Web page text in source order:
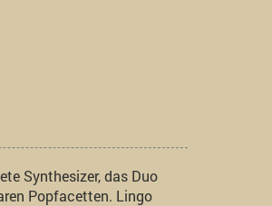
Synthesizer, das Duo
Popfacetten. Lingo